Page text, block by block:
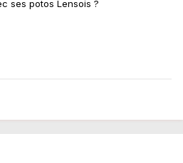
ses potos Lensois ?